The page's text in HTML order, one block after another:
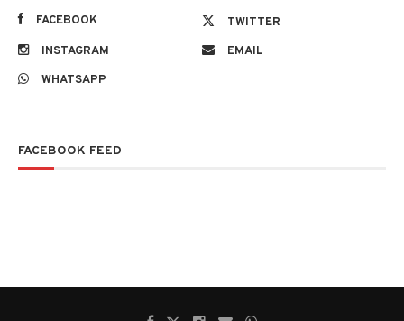
FACEBOOK
TWITTER
INSTAGRAM
EMAIL
WHATSAPP
FACEBOOK FEED